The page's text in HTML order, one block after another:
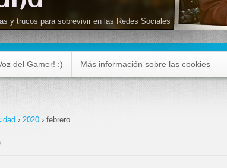
y trucos para sobrevivir en las Redes Sociales
del Gamer! :) Más información sobre las cookies
› 2020 › febrero